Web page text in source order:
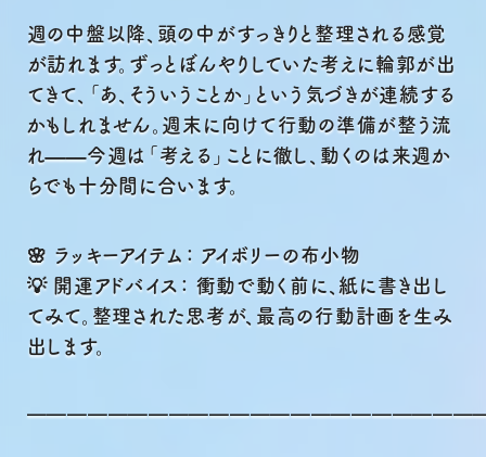
週の中盤以降、頭の中がすっきりと整理される感覚
が訪れます。ずっとぼんやりしていた考えに輪郭が出
てきて、「あ、そういうことか」という気づきが連続する
かもしれません。週末に向けて行動の準備が整う流
れ——今週は「考える」ことに徹し、動くのは来週か
らでも十分間に合います。
🌸 ラッキーアイテム ： アイボリーの布小物
💡 開運アドバイス： 衝動で動く前に、紙に書き出し
てみて。整理された思考が、最高の行動計画を生み
出します。